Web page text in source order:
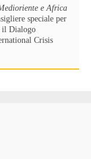
e Africa
speciale per
il Dialogo
Crisis